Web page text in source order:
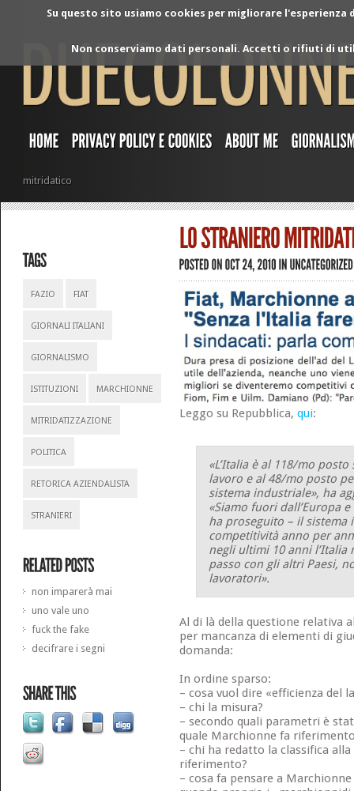
Su questo sito usiamo cookies per migliorare
Non conserviamo dati personali. Accetti o rifiuti di
mitridatico
FAZIO FIAT
GIORNALI ITALIANI
GIORNALISMO
ISTITUZIONI MARCHIONNE
MITRIDATIZZAZIONE
POLITICA
RETORICA AZIENDALISTA
STRANIERI
non imparerà mai
uno vale uno
fuck the fake
decifrare i segni
Leggo su Repubblica, qui:
«L’Italia è al 118/mo
lavoro e al 48/mo posto
sistema industriale», ha
«Siamo fuori dall’Europa
ha proseguito – il sistema
competitività anno per
negli ultimi 10 anni l’Italia
passo con gli altri Paesi,
lavoratori».
Al di là della questione relativa
per mancanza di elementi di
domanda:
In ordine sparso:
– cosa vuol dire «efficienza del
– chi la misura?
– secondo quali parametri è
quale Marchionne fa
– chi ha redatto la classifica
riferimento?
– cosa fa pensare a